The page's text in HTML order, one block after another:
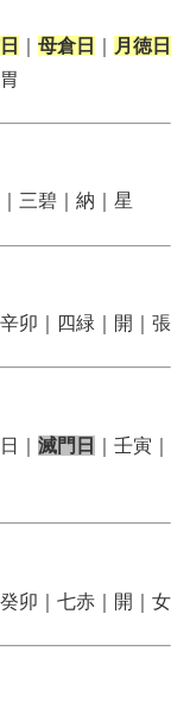
母倉日
月徳日
｜三碧｜納｜星
辛卯｜四緑｜開｜張
｜ 滅門日
｜壬寅｜
癸卯｜七赤｜開｜女